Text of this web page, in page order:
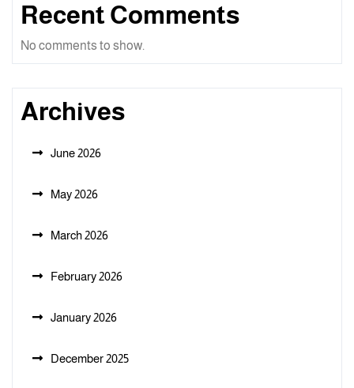
Recent Comments
No comments to show.
Archives
June 2026
May 2026
March 2026
February 2026
January 2026
December 2025